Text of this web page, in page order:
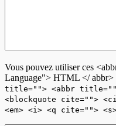
Vous pouvez utiliser ces
Language"> HTML </ abbr>
title=""> <abbr
<blockquote cite="">
<em> <i> <q cite="">